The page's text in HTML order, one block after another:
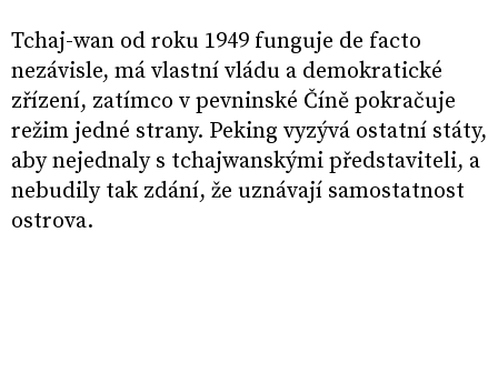
Tchaj-wan od roku 1949 funguje de facto
nezávisle, má vlastní vládu a demokratické
zřízení, zatímco v pevninské Číně pokračuje
režim jedné strany. Peking vyzývá ostatní státy,
aby nejednaly s tchajwanskými představiteli, a
nebudily tak zdání, že uznávají samostatnost
ostrova.